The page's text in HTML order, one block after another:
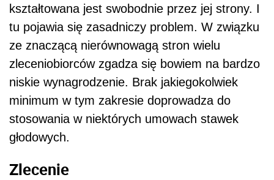
kształtowana jest swobodnie przez jej strony. I
tu pojawia się zasadniczy problem. W związku
ze znaczącą nierównowagą stron wielu
zleceniobiorców zgadza się bowiem na bardzo
niskie wynagrodzenie. Brak jakiegokolwiek
minimum w tym zakresie doprowadza do
stosowania w niektórych umowach stawek
głodowych.
Zlecenie